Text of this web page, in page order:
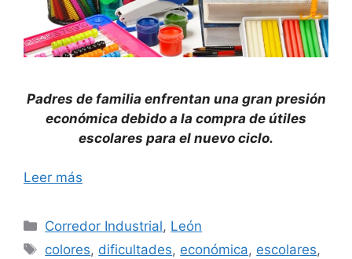
Padres de familia enfrentan una gran presión
económica debido a la compra de útiles
escolares para el nuevo ciclo.
Leer más
Categorías
Corredor Industrial, León
Etiquetas
colores, dificultades, económica, escolares,